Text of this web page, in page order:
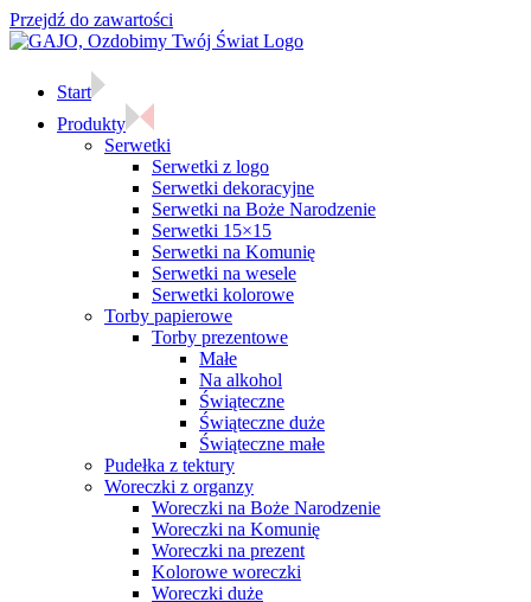
Przejdź do zawartości
Start
Produkty
Serwetki
Serwetki z logo
Serwetki dekoracyjne
Serwetki na Boże Narodzenie
Serwetki 15×15
Serwetki na Komunię
Serwetki na wesele
Serwetki kolorowe
Torby papierowe
Torby prezentowe
Małe
Na alkohol
Świąteczne
Świąteczne duże
Świąteczne małe
Pudełka z tektury
Woreczki z organzy
Woreczki na Boże Narodzenie
Woreczki na Komunię
Woreczki na prezent
Kolorowe woreczki
Woreczki duże